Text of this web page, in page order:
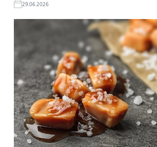
29.06.2026